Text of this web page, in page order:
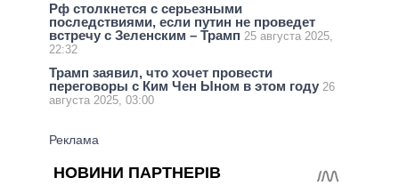
Рф столкнется с серьезными
последствиями, если путин не проведет
встречу с Зеленским – Трамп 25 августа 2025,
22:32
Трамп заявил, что хочет провести
переговоры с Ким Чен Ыном в этом году 26
августа 2025, 03:00